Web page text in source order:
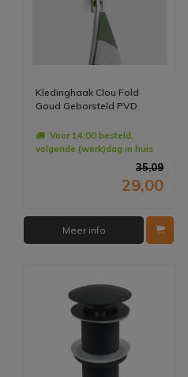
Kledinghaak Clou Fold
Goud Geborsteld PVD
Voor 14:00 besteld,
volgende (werk)dag in huis
35,09
29,00
Meer info